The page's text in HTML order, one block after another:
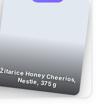
Žitarice Honey Cheerios, Nestle, 375 g